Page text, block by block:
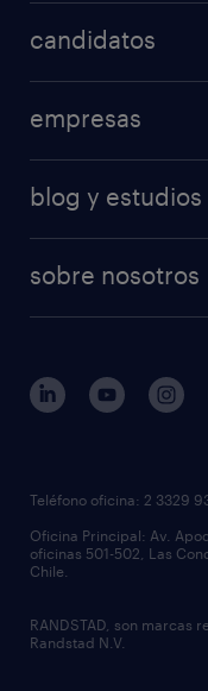
retail
tiempo completo
candidatos
áreas de
professional
empresas
operational
servicios
executive search
inclusión laboral
blog y estudios
sobre nosotros
gobierno
contáctanos
regístrate
Teléfono oficina: 2 3329
Oficina Principal: Av.
oficinas 501-502, Las
Chile.
RANDSTAD, son marcas
Randstad N.V.